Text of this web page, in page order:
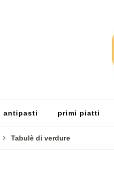
antipasti primi piatti
Tabulè di verdure